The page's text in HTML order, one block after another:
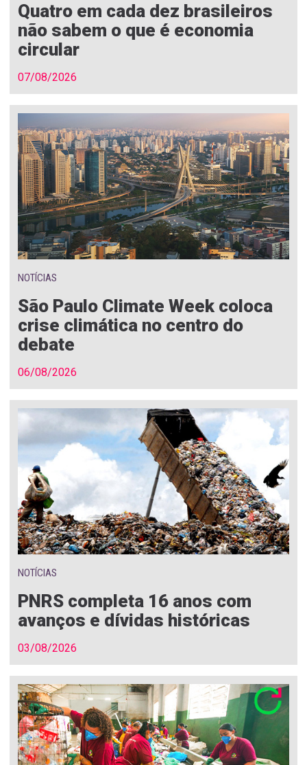
Quatro em cada dez brasileiros
não sabem o que é economia
circular
07/08/2026
NOTÍCIAS
São Paulo Climate Week coloca
crise climática no centro do
debate
06/08/2026
NOTÍCIAS
PNRS completa 16 anos com
avanços e dívidas históricas
03/08/2026